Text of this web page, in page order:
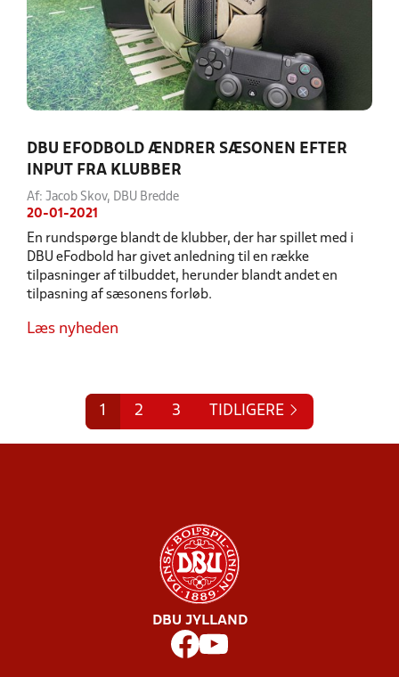
DBU EFODBOLD ÆNDRER SÆSONEN EFTER
INPUT FRA KLUBBER
Af: Jacob Skov, DBU Bredde
20-01-2021
En rundspørge blandt de klubber, der har spillet med i
DBU eFodbold har givet anledning til en række
tilpasninger af tilbuddet, herunder blandt andet en
tilpasning af sæsonens forløb.
Læs nyheden
1 2 3 TIDLIGERE
DBU JYLLAND